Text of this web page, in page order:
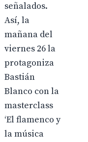
señalados.
Así, la
mañana del
viernes 26 la
protagoniza
Bastián
Blanco con la
masterclass
‘El flamenco y
la música